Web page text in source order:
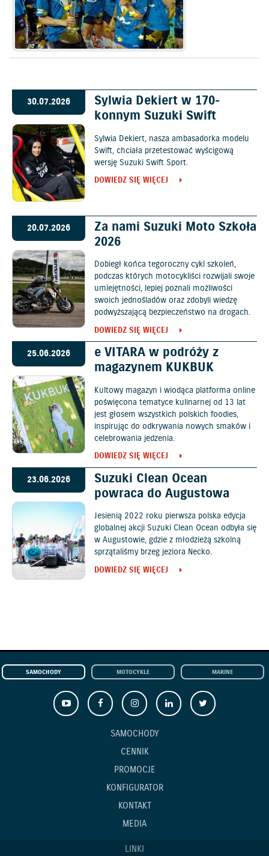
30.07.2026
Sylwia Dekiert w 170-
konnym Suzuki Swift
Sylwia Dekiert, nasza ambasadorka modelu
Swift, chciała przetestować wyścigową
wersję Suzuki Swift Sport.
DOWIEDZ SIĘ WIĘCEJ
20.07.2026
Za nami Suzuki Moto Szkoła
2026
Dobiegł końca tegoroczny cykl szkoleń,
podczas których motocykliści rozwijali swoje
umiejętności, lepiej poznali możliwości
swoich jednośladów oraz zdobyli wiedzę
podwyższającą bezpieczeństwo na drogach.
DOWIEDZ SIĘ WIĘCEJ
25.06.2026
e VITARA w podróży z
magazynem KUKBUK
Kultowy magazyn i wiodąca platforma online
poświęcona tematyce kulinarnej od 13 lat
jest głosem wszystkich polskich foodies,
inspirując do odkrywania nowych smaków i
celebrowania jedzenia.
DOWIEDZ SIĘ WIĘCEJ
23.06.2026
Suzuki Clean Ocean
powraca do Augustowa
Jesienią 2022 roku pierwsza polska edycja
globalnej akcji Suzuki Clean Ocean odbyła się
w Augustowie, gdzie z młodzieżą szkolną
sprzątaliśmy brzeg jeziora Necko.
DOWIEDZ SIĘ WIĘCEJ
SAMOCHODY MOTOCYKLE MARINE
SAMOCHODY
CENNIK
PROMOCJE
KONFIGURATOR
KONTAKT
MEDIA
LINKI